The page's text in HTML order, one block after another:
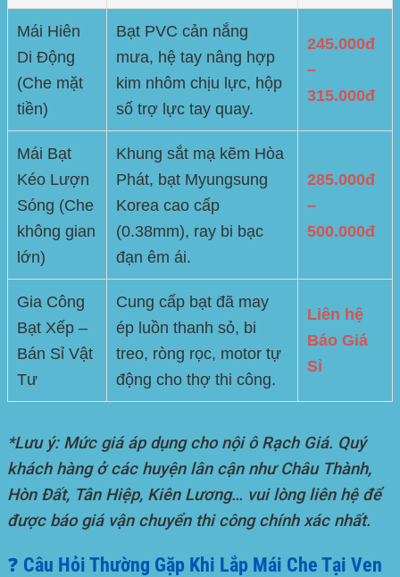
Mái Hiên
Di Động
(Che mặt
tiền)
Bạt PVC cản nắng
mưa, hệ tay nâng hợp
kim nhôm chịu lực, hộp
số trợ lực tay quay.
245.000đ
–
315.000đ
Mái Bạt
Kéo Lượn
Sóng (Che
không gian
lớn)
Khung sắt mạ kẽm Hòa
Phát, bạt Myungsung
Korea cao cấp
(0.38mm), ray bi bạc
đạn êm ái.
285.000đ
–
500.000đ
Gia Công
Bạt Xếp –
Bán Sỉ Vật
Tư
Cung cấp bạt đã may
ép luồn thanh sỏ, bi
treo, ròng rọc, motor tự
động cho thợ thi công.
Liên hệ
Báo Giá
Sỉ
*Lưu ý: Mức giá áp dụng cho nội ô Rạch Giá. Quý
khách hàng ở các huyện lân cận như Châu Thành,
Hòn Đất, Tân Hiệp, Kiên Lương… vui lòng liên hệ để
được báo giá vận chuyển thi công chính xác nhất.
❓ Câu Hỏi Thường Gặp Khi Lắp Mái Che Tại Ven